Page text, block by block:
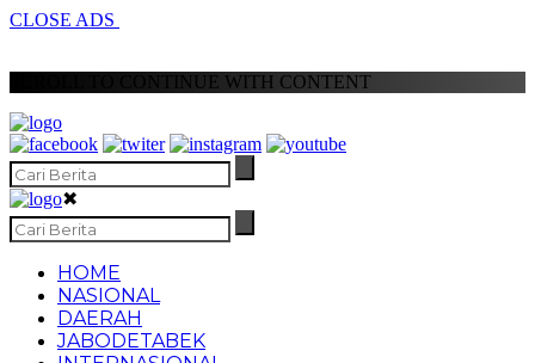
CLOSE ADS
SCROLL TO CONTINUE WITH CONTENT
✖
HOME
NASIONAL
DAERAH
JABODETABEK